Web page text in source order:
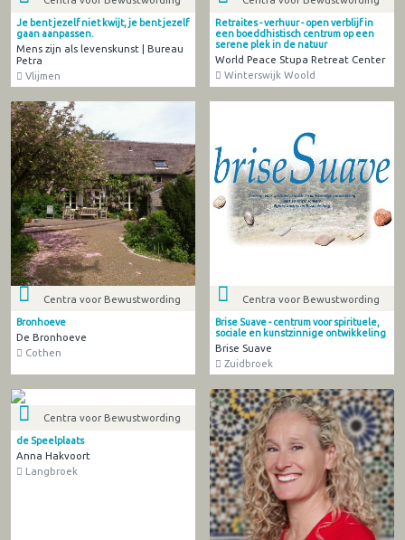
Je bent jezelf niet kwijt, je bent jezelf
gaan aanpassen.
Mens zijn als levenskunst | Bureau
Petra
Vlijmen
Retraites - verhuur - open verblijf in
een boeddhistisch centrum op een
serene plek in de natuur
World Peace Stupa Retreat Center
Winterswijk Woold
Centra voor Bewustwording
Bronhoeve
De Bronhoeve
Cothen
Centra voor Bewustwording
Brise Suave - centrum voor spirituele,
sociale en kunstzinnige ontwikkeling
Brise Suave
Zuidbroek
Centra voor Bewustwording
de Speelplaats
Anna Hakvoort
Langbroek